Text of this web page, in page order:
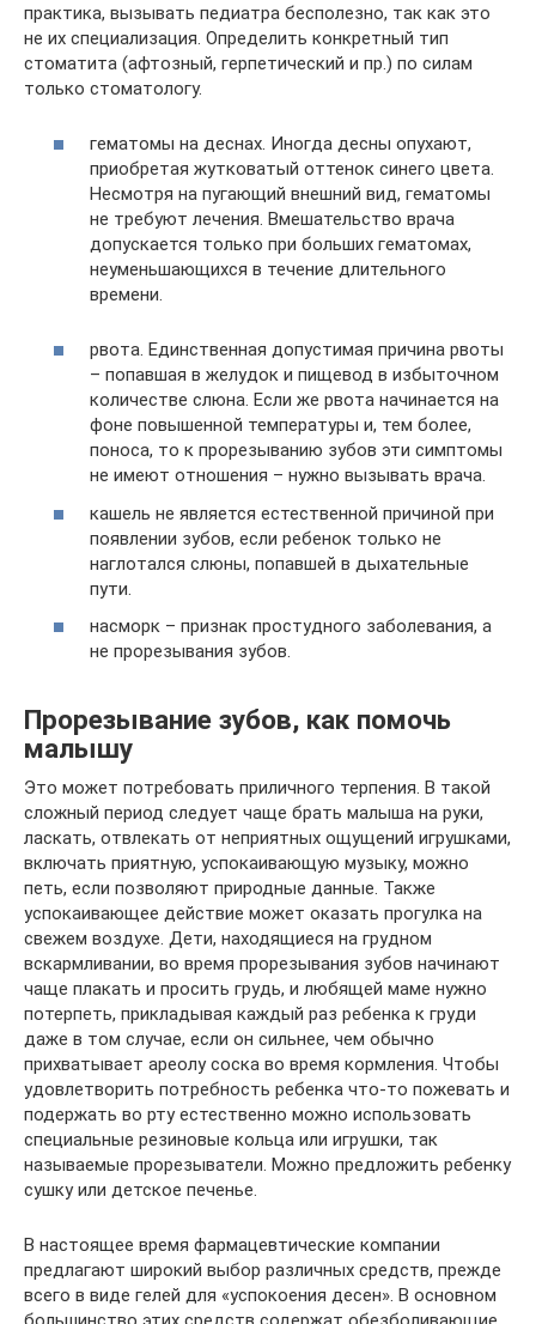
практика, вызывать педиатра бесполезно, так как это
не их специализация. Определить конкретный тип
стоматита (афтозный, герпетический и пр.) по силам
только стоматологу.
гематомы на деснах. Иногда десны опухают,
приобретая жутковатый оттенок синего цвета.
Несмотря на пугающий внешний вид, гематомы
не требуют лечения. Вмешательство врача
допускается только при больших гематомах,
неуменьшающихся в течение длительного
времени.
рвота. Единственная допустимая причина рвоты
– попавшая в желудок и пищевод в избыточном
количестве слюна. Если же рвота начинается на
фоне повышенной температуры и, тем более,
поноса, то к прорезыванию зубов эти симптомы
не имеют отношения – нужно вызывать врача.
кашель не является естественной причиной при
появлении зубов, если ребенок только не
наглотался слюны, попавшей в дыхательные
пути.
насморк – признак простудного заболевания, а
не прорезывания зубов.
Прорезывание зубов, как помочь
малышу
Это может потребовать приличного терпения. В такой
сложный период следует чаще брать малыша на руки,
ласкать, отвлекать от неприятных ощущений игрушками,
включать приятную, успокаивающую музыку, можно
петь, если позволяют природные данные. Также
успокаивающее действие может оказать прогулка на
свежем воздухе. Дети, находящиеся на грудном
вскармливании, во время прорезывания зубов начинают
чаще плакать и просить грудь, и любящей маме нужно
потерпеть, прикладывая каждый раз ребенка к груди
даже в том случае, если он сильнее, чем обычно
прихватывает ареолу соска во время кормления. Чтобы
удовлетворить потребность ребенка что-то пожевать и
подержать во рту естественно можно использовать
специальные резиновые кольца или игрушки, так
называемые прорезыватели. Можно предложить ребенку
сушку или детское печенье.
В настоящее время фармацевтические компании
предлагают широкий выбор различных средств, прежде
всего в виде гелей для «успокоения десен». В основном